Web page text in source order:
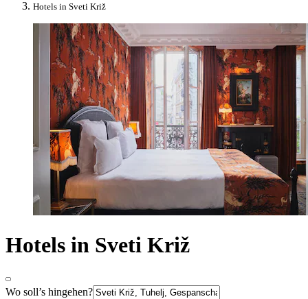
Hotels in Sveti Križ
Hotels in Sveti Križ
Wo soll’s hingehen?